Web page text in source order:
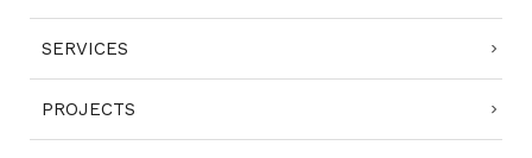
SERVICES
PROJECTS